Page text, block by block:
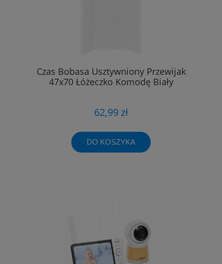
Czas Bobasa Usztywniony Przewijak
47x70 Łóżeczko Komodę Biały
62,99 zł
DO KOSZYKA